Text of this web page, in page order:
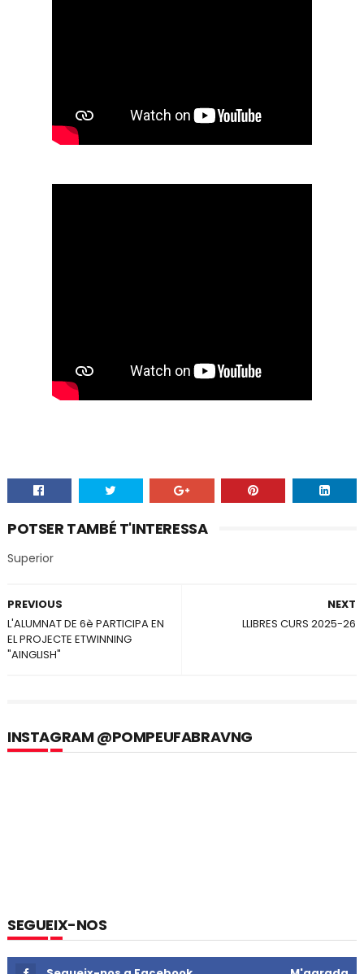
POTSER TAMBÉ T'INTERESSA
Superior
NEXT
LLIBRES CURS 2025-26
PREVIOUS
L'ALUMNAT DE 6è PARTICIPA EN
EL PROJECTE ETWINNING
"AINGLISH"
INSTAGRAM @POMPEUFABRAVNG
SEGUEIX-NOS